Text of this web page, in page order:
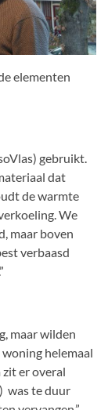
elementen
gebruikt.
dat
de warmte
We
maar boven
verbaasd
maar wilden
helemaal
er overal
was te duur